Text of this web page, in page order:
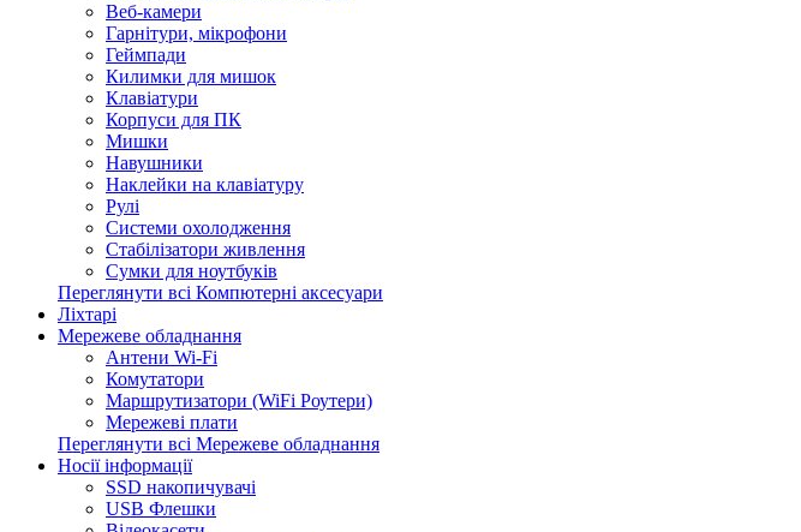
Веб-камери
Гарнітури, мікрофони
Геймпади
Килимки для мишок
Клавіатури
Корпуси для ПК
Мишки
Навушники
Наклейки на клавіатуру
Рулі
Системи охолодження
Стабілізатори живлення
Сумки для ноутбуків
Переглянути всі Компютерні аксесуари
Ліхтарі
Мережеве обладнання
Антени Wi-Fi
Комутатори
Маршрутизатори (WiFi Роутери)
Мережеві плати
Переглянути всі Мережеве обладнання
Носії інформації
SSD накопичувачі
USB Флешки